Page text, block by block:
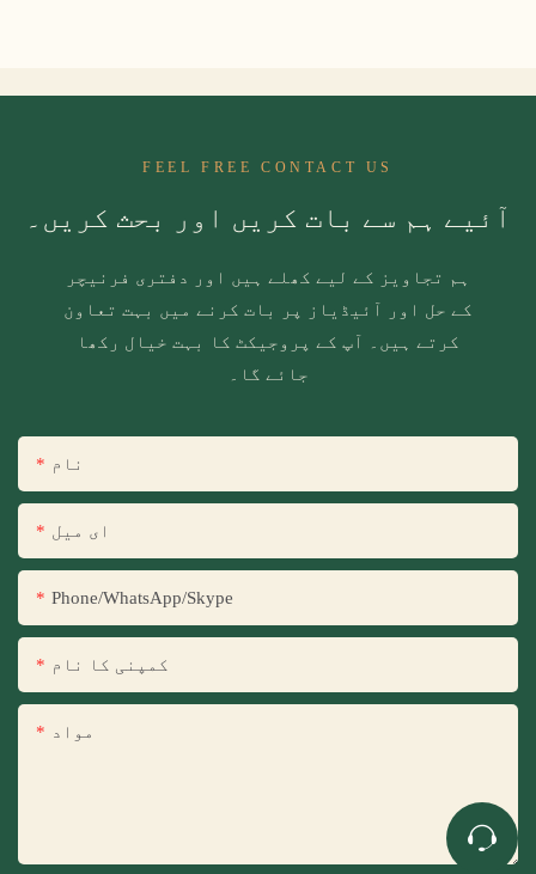
FEEL FREE CONTACT US
آئیے ہم سے بات کریں اور بحث کریں۔
ہم تجاویز کے لیے کھلے ہیں اور دفتری فرنیچر
کے حل اور آئیڈیاز پر بات کرنے میں بہت تعاون
کرتے ہیں۔ آپ کے پروجیکٹ کا بہت خیال رکھا
جائے گا۔
نام
ای میل
Phone/WhatsApp/Skype
کمپنی کا نام
مواد